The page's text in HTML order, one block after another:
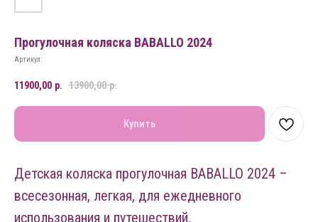
Прогулочная коляска BABALLO 2024
Артикул:
11900,00 р. 13900,00 р.
Купить
Детская коляска прогулочная BABALLO 2024 –
всесезонная, легкая, для ежедневного
использования и путешествий.